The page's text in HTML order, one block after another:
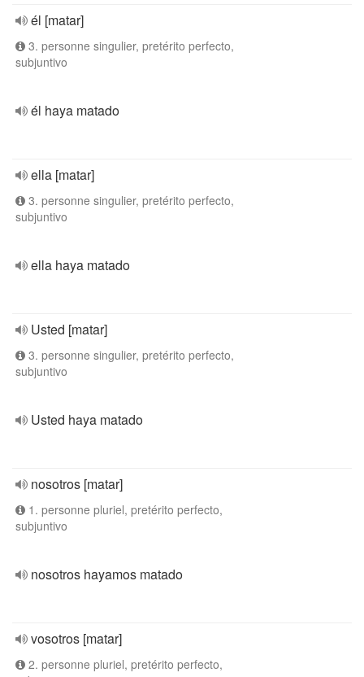
él [matar]
3. personne singulier, pretérito perfecto,
subjuntivo
él haya matado
ella [matar]
3. personne singulier, pretérito perfecto,
subjuntivo
ella haya matado
Usted [matar]
3. personne singulier, pretérito perfecto,
subjuntivo
Usted haya matado
nosotros [matar]
1. personne pluriel, pretérito perfecto,
subjuntivo
nosotros hayamos matado
vosotros [matar]
2. personne pluriel, pretérito perfecto,